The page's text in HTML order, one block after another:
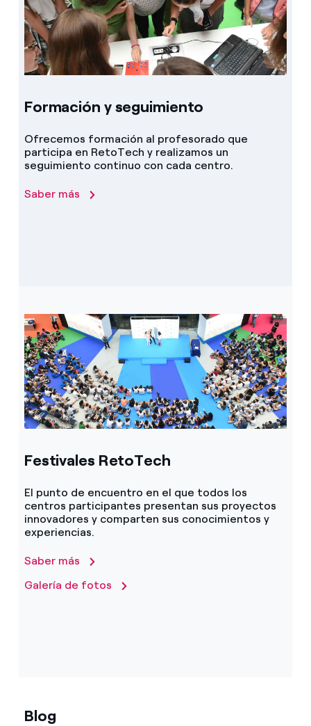
Formación y seguimiento
Ofrecemos formación al profesorado que
participa en RetoTech y realizamos un
seguimiento continuo con cada centro.
Saber más
Festivales RetoTech
El punto de encuentro en el que todos los
centros participantes presentan sus proyectos
innovadores y comparten sus conocimientos y
experiencias.
Saber más
Galería de fotos
Blog